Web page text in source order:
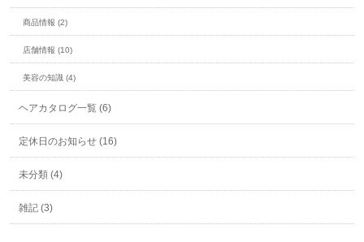
商品情報 (2)
店舗情報 (10)
美容の知識 (4)
ヘアカタログ一覧 (6)
定休日のお知らせ (16)
未分類 (4)
雑記 (3)